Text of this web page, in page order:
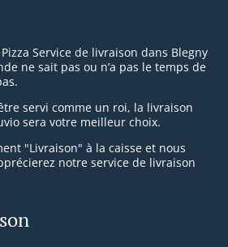
Service de livraison dans Blegny
ne sait pas ou n’a pas le temps de
servi comme un roi, la livraison
sera votre meilleur choix.
"Livraison" à la caisse et nous
notre service de livraison